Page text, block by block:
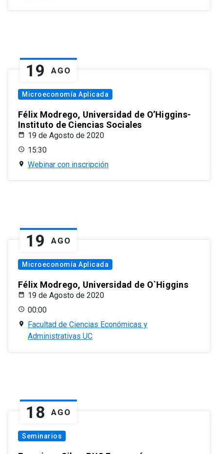
19 AGO
Microeconomía Aplicada
Félix Modrego, Universidad de O’Higgins-
Instituto de Ciencias Sociales
19 de Agosto de 2020
15:30
Webinar con inscripción
19 AGO
Microeconomía Aplicada
Félix Modrego, Universidad de O`Higgins
19 de Agosto de 2020
00:00
Facultad de Ciencias Económicas y
Administrativas UC
18 AGO
Seminarios